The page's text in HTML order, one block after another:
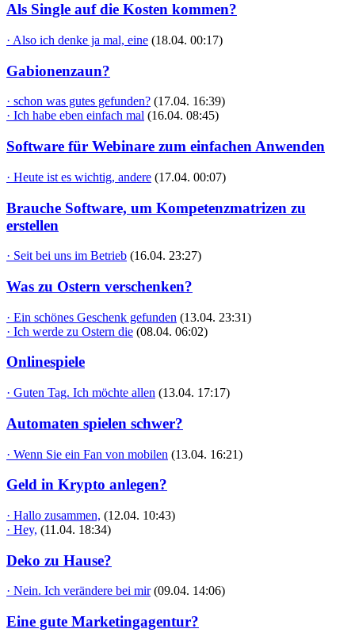
Als Single auf die Kosten kommen?
· Also ich denke ja mal, eine (18.04. 00:17)
Gabionenzaun?
· schon was gutes gefunden? (17.04. 16:39)
· Ich habe eben einfach mal (16.04. 08:45)
Software für Webinare zum einfachen Anwenden
· Heute ist es wichtig, andere (17.04. 00:07)
Brauche Software, um Kompetenzmatrizen zu
erstellen
· Seit bei uns im Betrieb (16.04. 23:27)
Was zu Ostern verschenken?
· Ein schönes Geschenk gefunden (13.04. 23:31)
· Ich werde zu Ostern die (08.04. 06:02)
Onlinespiele
· Guten Tag. Ich möchte allen (13.04. 17:17)
Automaten spielen schwer?
· Wenn Sie ein Fan von mobilen (13.04. 16:21)
Geld in Krypto anlegen?
· Hallo zusammen, (12.04. 10:43)
· Hey, (11.04. 18:34)
Deko zu Hause?
· Nein. Ich verändere bei mir (09.04. 14:06)
Eine gute Marketingagentur?